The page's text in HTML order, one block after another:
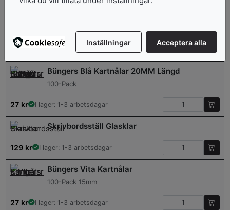
62 I lager: 1-3 arbetsdagar
Büngers Blå Kartnålar 20MM Längd
100-Pack
27 kr I lager: 1-3 arbetsdagar
Skrivbordsställ Glasklar
129 kr I lager: 1-3 arbetsdagar
Büngers Vita Kartnålar
100-Pack 15mm
27 kr I lager: 1-3 arbetsdagar
Inställningar Acceptera alla